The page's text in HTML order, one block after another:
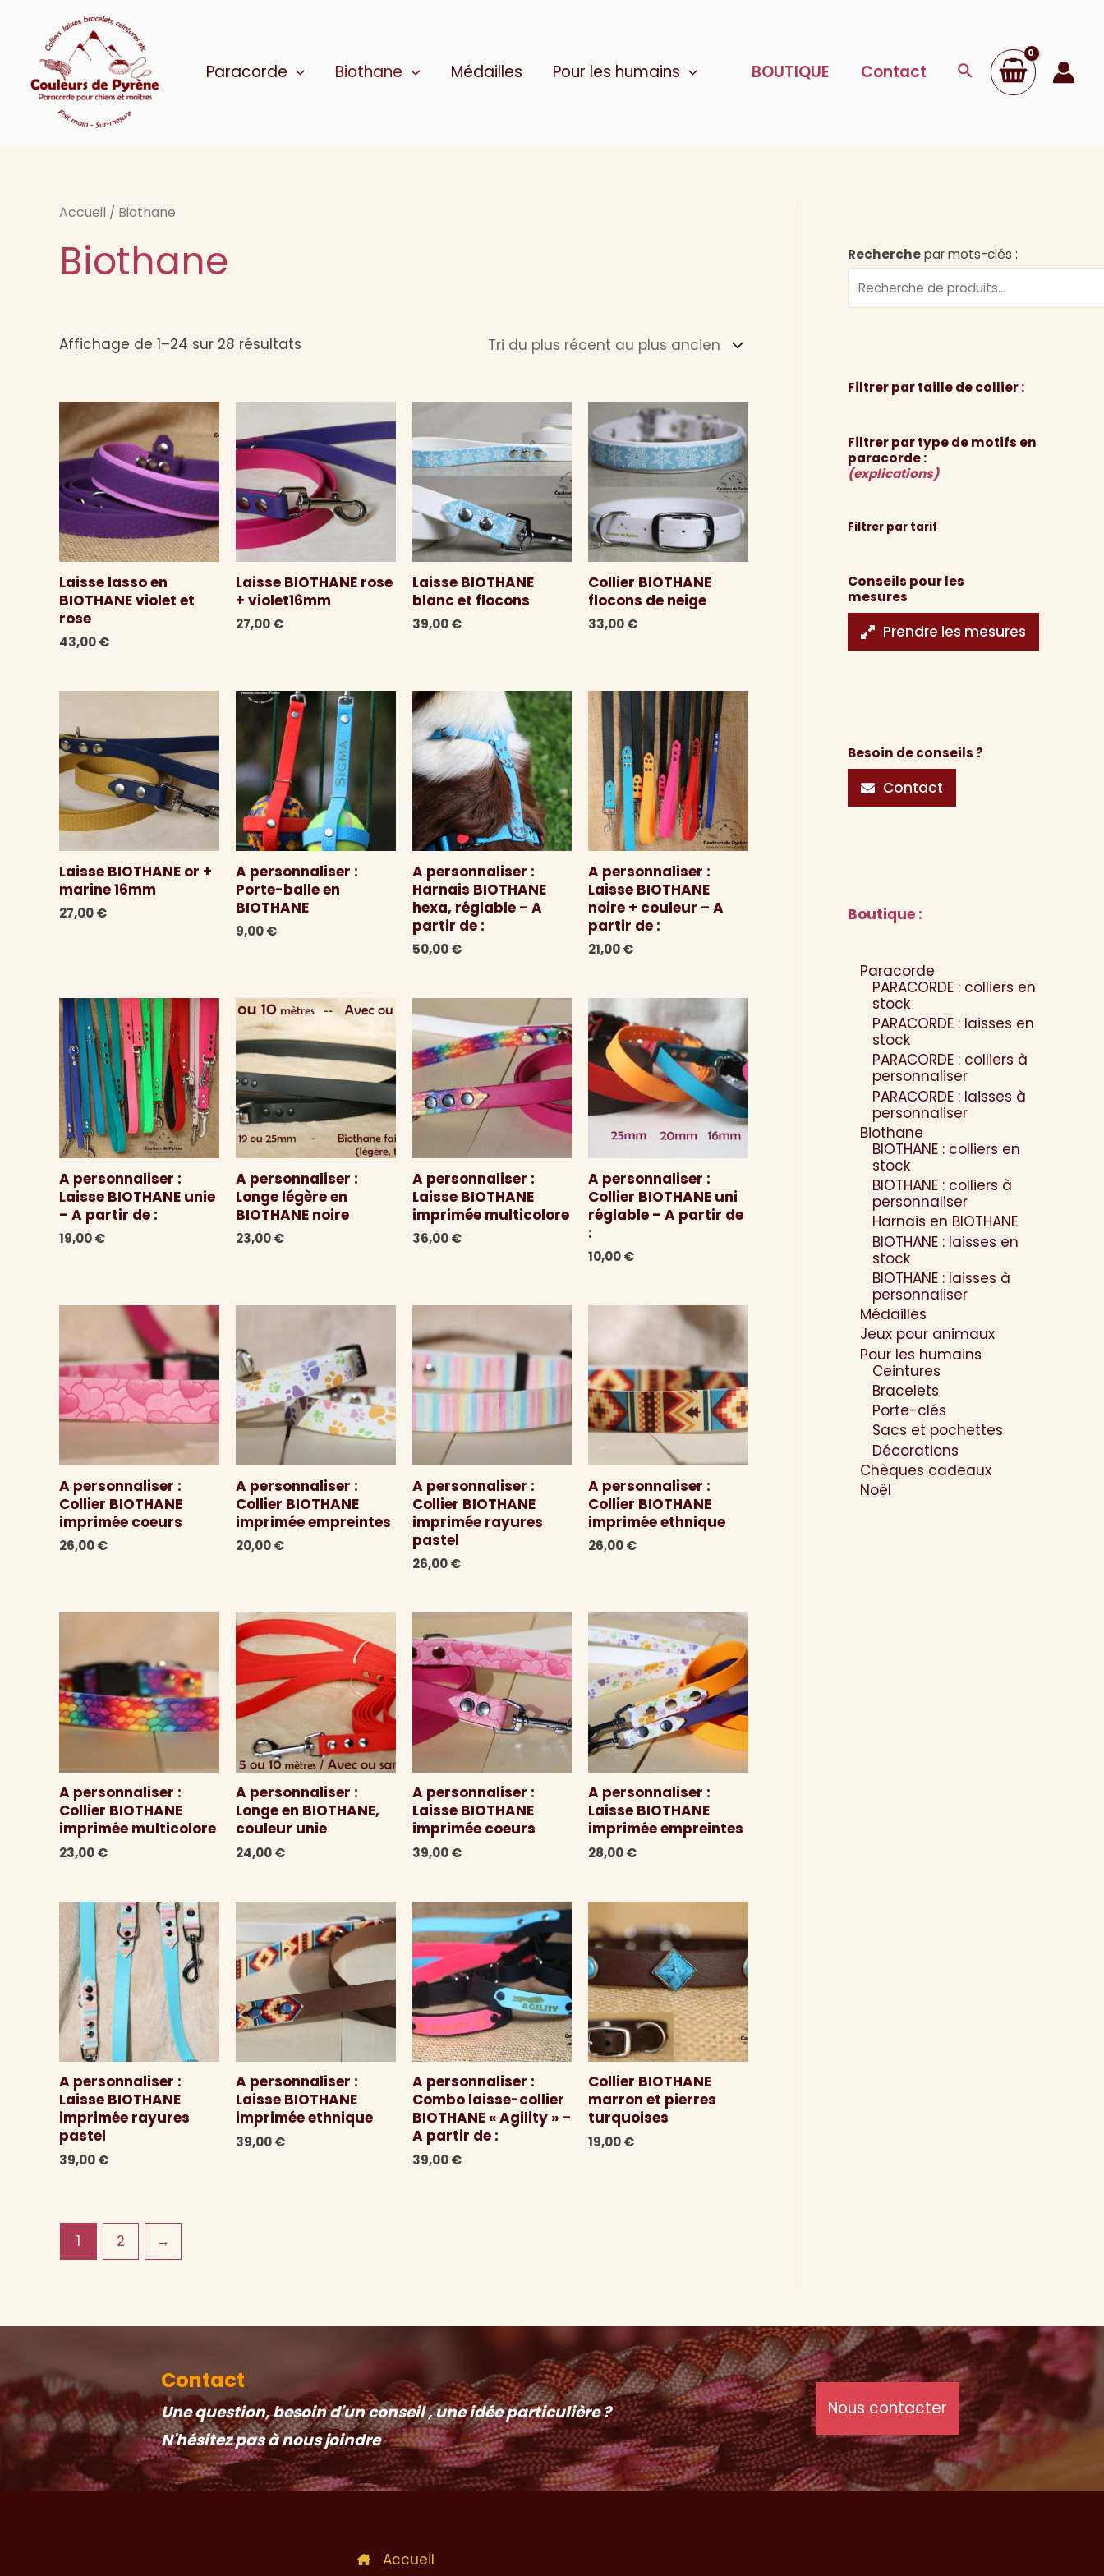
contenu
Paracorde Biothane Médailles Pour les humains BOUTIQUE Contact Rechercher
Accueil / Biothane
Biothane
Affichage de 1–24 sur 28 résultats
au
ancien
Laisse lasso en
BIOTHANE violet et
rose
43,00€
Laisse BIOTHANE rose
+ violet16mm
27,00€
Laisse BIOTHANE
blanc et flocons
39,00€
Collier BIOTHANE
flocons de neige
33,00€
Laisse BIOTHANE or +
marine 16mm
27,00€
A personnaliser :
Porte-balle en
BIOTHANE
9,00€
A personnaliser :
Harnais BIOTHANE
hexa, réglable – A
partir de :
50,00€
A personnaliser :
Laisse BIOTHANE
noire + couleur – A
partir de :
21,00€
A personnaliser :
Laisse BIOTHANE unie
– A partir de :
19,00€
A personnaliser :
Longe légère en
BIOTHANE noire
23,00€
A personnaliser :
Laisse BIOTHANE
imprimée multicolore
36,00€
A personnaliser :
Collier BIOTHANE uni
réglable – A partir de
:
10,00€
A personnaliser :
Collier BIOTHANE
imprimée coeurs
26,00€
A personnaliser :
Collier BIOTHANE
imprimée empreintes
20,00€
A personnaliser :
Collier BIOTHANE
imprimée rayures
pastel
26,00€
A personnaliser :
Collier BIOTHANE
imprimée ethnique
26,00€
A personnaliser :
Collier BIOTHANE
imprimée multicolore
23,00€
A personnaliser :
Longe en BIOTHANE,
couleur unie
24,00€
A personnaliser :
Laisse BIOTHANE
imprimée coeurs
39,00€
A personnaliser :
Laisse BIOTHANE
imprimée empreintes
28,00€
A personnaliser :
Laisse BIOTHANE
imprimée rayures
pastel
39,00€
A personnaliser :
Laisse BIOTHANE
imprimée ethnique
39,00€
A personnaliser :
Combo laisse-collier
BIOTHANE « Agility » –
A partir de :
39,00€
Collier BIOTHANE
marron et pierres
turquoises
19,00€
1 2 →
Recherchepar mots-clés :
Filtrer par taille de collier :
Filtrer par type de motifs en
paracorde :
(explications)
Filtrer par tarif
Conseils pour les
mesures
Prendre les mesures
Besoin de conseils ?
Contact
Boutique :
Paracorde
PARACORDE : colliers en
stock
PARACORDE : laisses en
stock
PARACORDE : colliers à
personnaliser
PARACORDE : laisses à
personnaliser
Biothane
BIOTHANE : colliers en
stock
BIOTHANE : colliers à
personnaliser
Harnais en BIOTHANE
BIOTHANE : laisses en
stock
BIOTHANE : laisses à
personnaliser
Médailles
Jeux pour animaux
Pour les humains
Ceintures
Bracelets
Porte-clés
Sacs et pochettes
Décorations
Chèques cadeaux
Noël
Contact
Une question, besoin d'un conseil , une idée particulière ?
N'hésitez pas à nous joindre
Nous contacter
Accueil